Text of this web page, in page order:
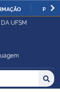
DA UFSM
Sítio